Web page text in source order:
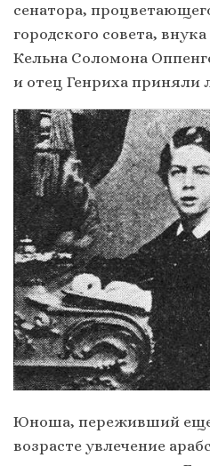
сенатора,
городского совета,
Кельна Соломона
и отец Генриха приняли
Юноша, переживший еще
возрасте увлечение